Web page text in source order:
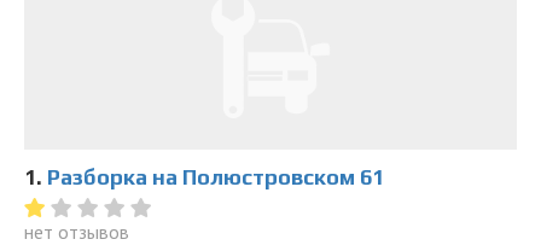
1. Разборка на Полюстровском 61
нет отзывов